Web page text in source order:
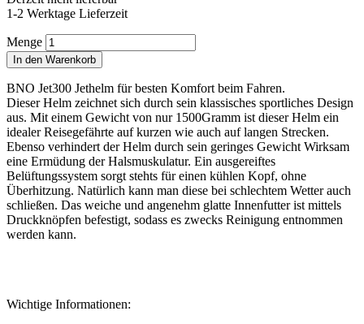
1-2 Werktage Lieferzeit
Menge
In den Warenkorb
BNO Jet300 Jethelm für besten Komfort beim Fahren.
Dieser Helm zeichnet sich durch sein klassisches sportliches Design
aus. Mit einem Gewicht von nur 1500Gramm ist dieser Helm ein
idealer Reisegefährte auf kurzen wie auch auf langen Strecken.
Ebenso verhindert der Helm durch sein geringes Gewicht Wirksam
eine Ermüdung der Halsmuskulatur. Ein ausgereiftes
Belüftungssystem sorgt stehts für einen kühlen Kopf, ohne
Überhitzung. Natürlich kann man diese bei schlechtem Wetter auch
schließen. Das weiche und angenehm glatte Innenfutter ist mittels
Druckknöpfen befestigt, sodass es zwecks Reinigung entnommen
werden kann.
Wichtige Informationen: